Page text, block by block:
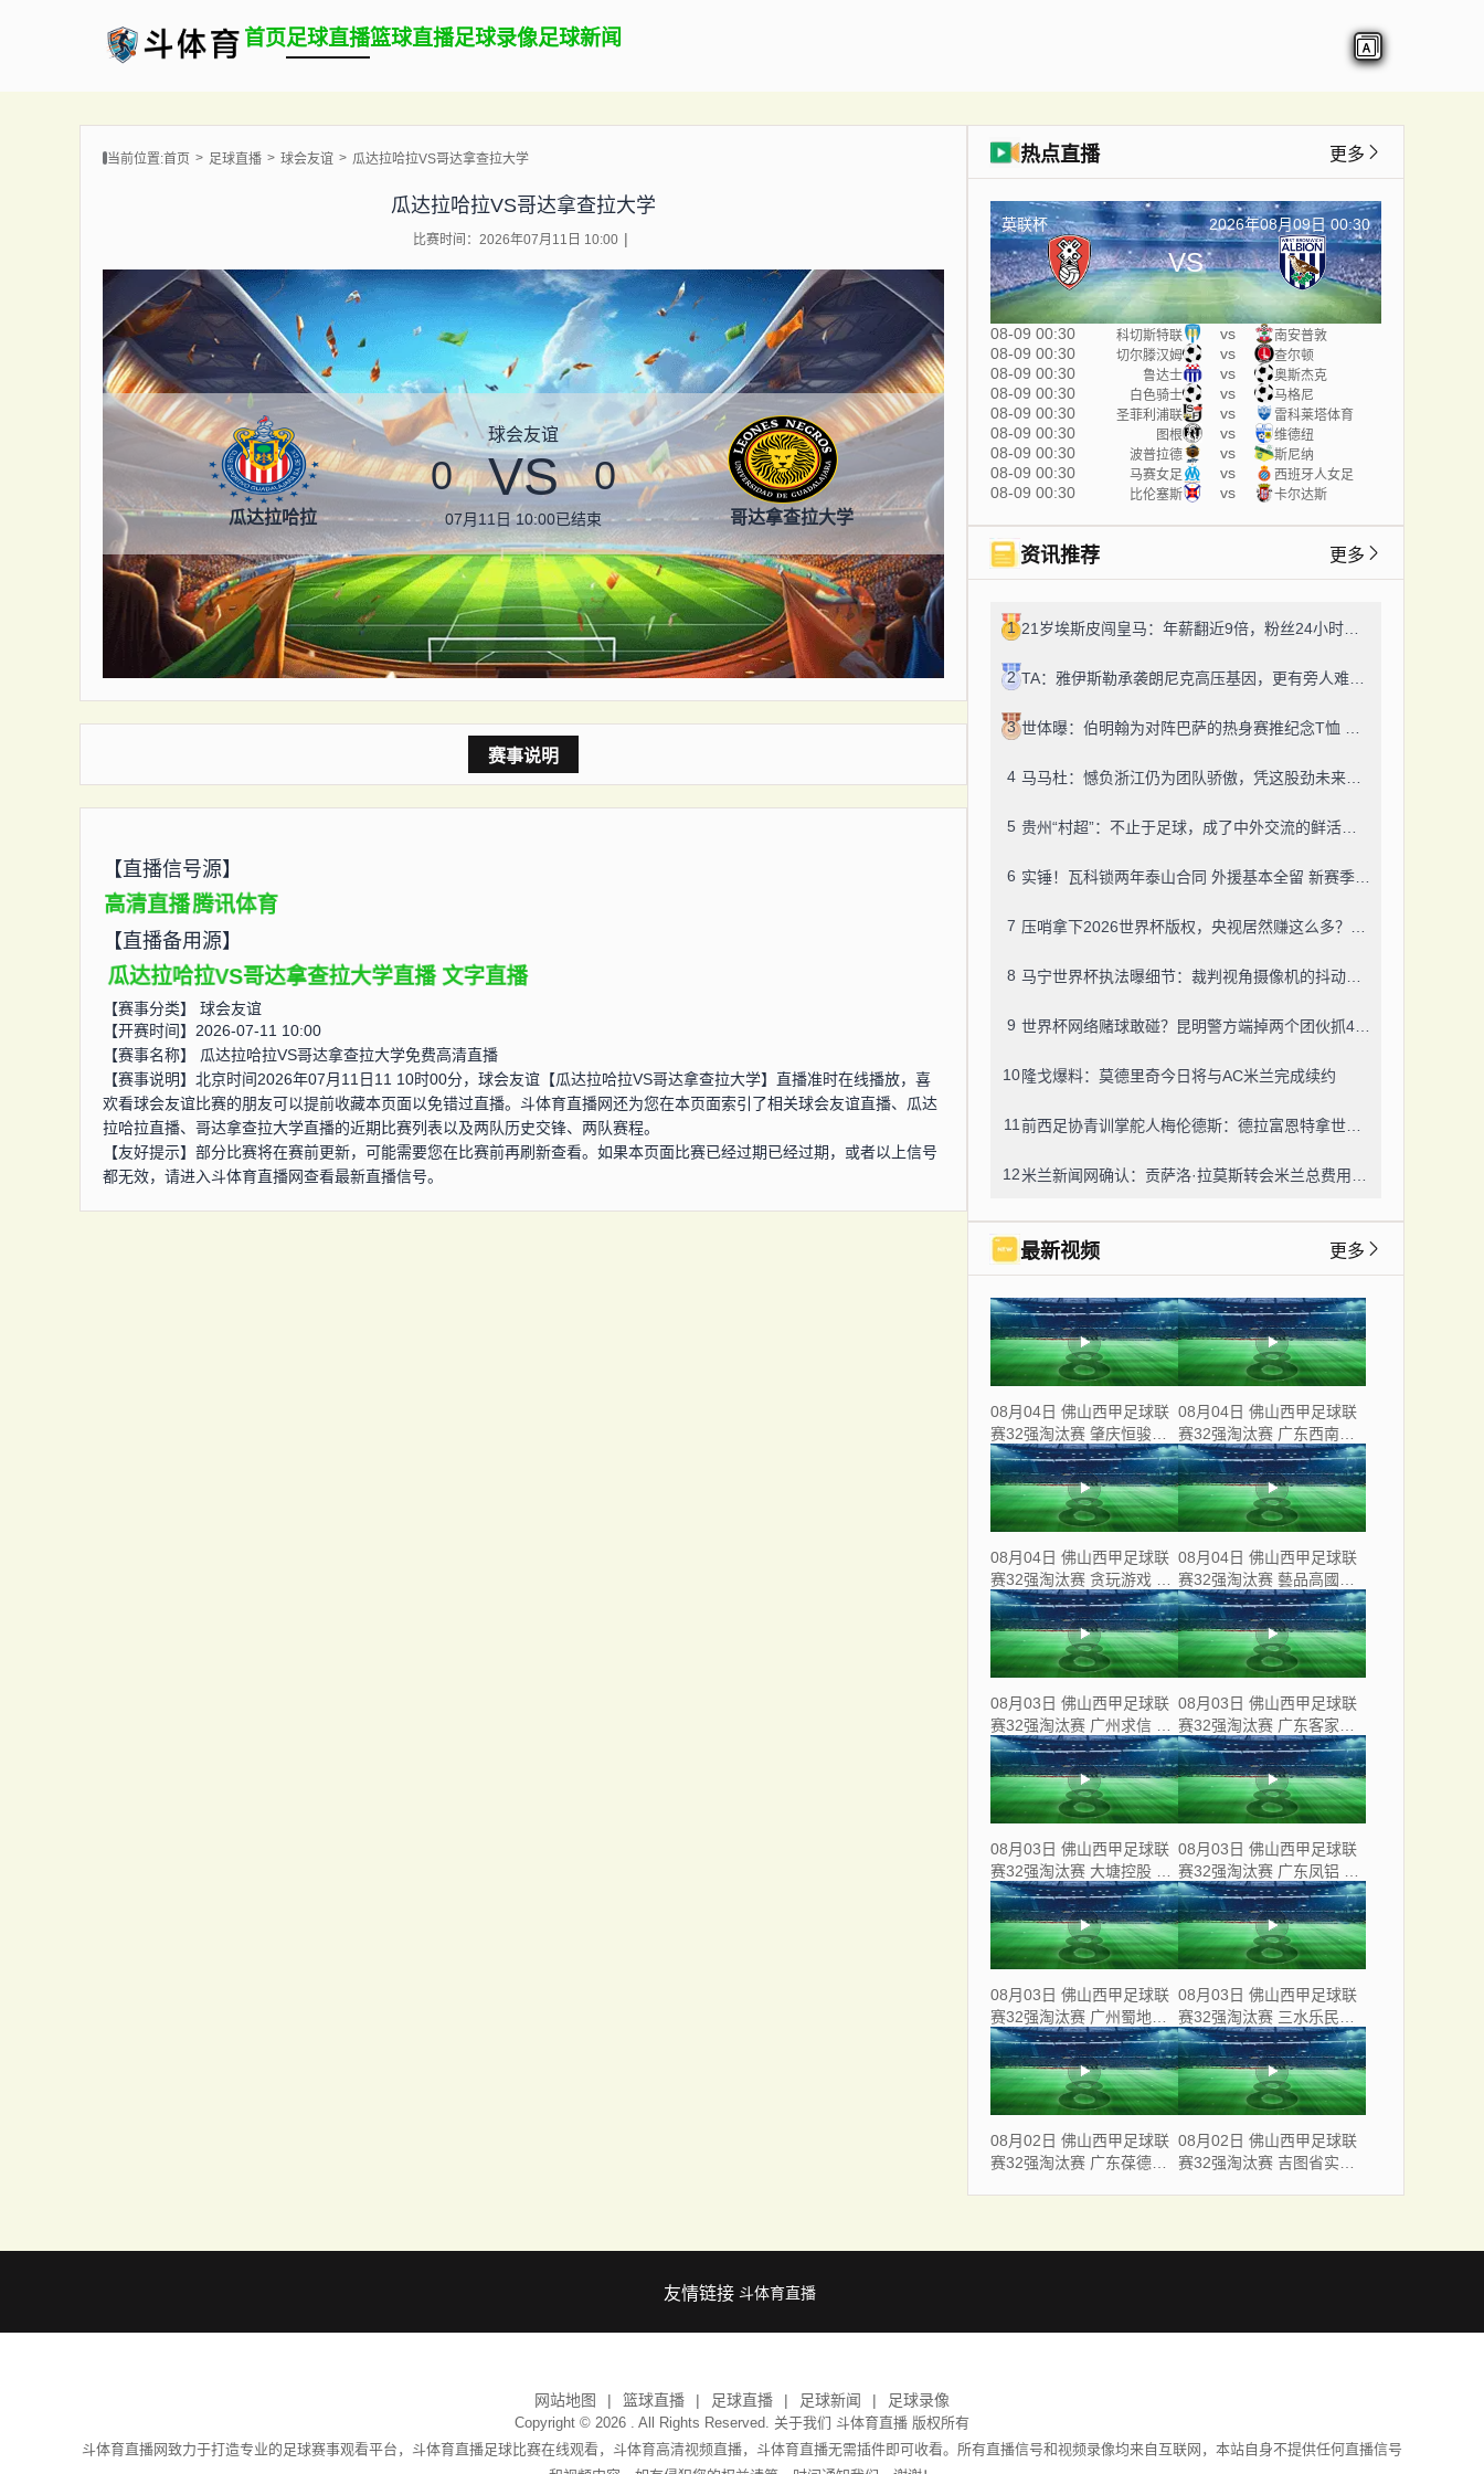
首页足球直播篮球直播足球录像足球新闻
当前位置:首页 足球直播 球会友谊 瓜达拉哈拉VS哥达拿查拉大学
瓜达拉哈拉VS哥达拿查拉大学
比赛时间：2026年07月11日 10:00
瓜达拉哈拉
球会友谊
0 VS 0
07月11日 10:00已结束 哥达拿查拉大学
赛事说明
【直播信号源】
高清直播 腾讯体育
【直播备用源】
瓜达拉哈拉VS哥达拿查拉大学直播 文字直播
【赛事分类】 球会友谊
【开赛时间】2026-07-11 10:00
【赛事名称】 瓜达拉哈拉VS哥达拿查拉大学免费高清直播
【赛事说明】北京时间2026年07月11日11 10时00分，球会友谊【瓜达拉哈拉VS哥达拿查拉大学】直播准时在线播放，喜
欢看球会友谊比赛的朋友可以提前收藏本页面以免错过直播。斗体育直播网还为您在本页面索引了相关球会友谊直播、瓜达
拉哈拉直播、哥达拿查拉大学直播的近期比赛列表以及两队历史交锋、两队赛程。
【友好提示】部分比赛将在赛前更新，可能需要您在比赛前再刷新查看。如果本页面比赛已经过期已经过期，或者以上信号
都无效，请进入斗体育直播网查看最新直播信号。
热点直播 更多
英联杯 2026年08月09日 00:30
VS
08-09 00:30 科切斯特联 vs 南安普敦
08-09 00:30 切尔滕汉姆 vs 查尔顿
08-09 00:30 鲁达士 vs 奥斯杰克
08-09 00:30 白色骑士 vs 马格尼
08-09 00:30 圣菲利浦联 vs 雷科莱塔体育
08-09 00:30 图根 vs 维德纽
08-09 00:30 波普拉德 vs 斯尼纳
08-09 00:30 马赛女足 vs 西班牙人女足
08-09 00:30 比伦塞斯 vs 卡尔达斯
资讯推荐 更多
1
2
3
4
5
6
7
8
9
10隆戈爆料：莫德里奇今日将与AC米兰完成续约
11
12
最新视频 更多
08月04日 佛山西甲足球联
赛32强淘汰赛 肇庆恒骏成
VS 三七互娱 全场录像
08月04日 佛山西甲足球联
赛32强淘汰赛 广东西南建
设 VS 香港圣徒 全场录像
08月04日 佛山西甲足球联
赛32强淘汰赛 贪玩游戏 VS
美的薪火 全场录像
08月04日 佛山西甲足球联
赛32强淘汰赛 藝品高國際
VS 湛江狂狼·粵辉能源 全
场录像
08月03日 佛山西甲足球联
赛32强淘汰赛 广州求信 VS
顺德新青年 全场录像
08月03日 佛山西甲足球联
赛32强淘汰赛 广东客家青
年 VS 广州英华思力U17 全
场录像
08月03日 佛山西甲足球联
赛32强淘汰赛 大塘控股 VS
茂名市点都得 全场录像
08月03日 佛山西甲足球联
赛32强淘汰赛 广东凤铝 VS
湛江八部科技 全场录像
08月03日 佛山西甲足球联
赛32强淘汰赛 广州蜀地红
VS 广州戴拿模 全场录像
08月03日 佛山西甲足球联
赛32强淘汰赛 三水乐民兴
健力宝 VS 中国澳门澳科精
英 全场录像
08月02日 佛山西甲足球联
赛32强淘汰赛 广东葆德澳
08月02日 佛山西甲足球联
赛32强淘汰赛 吉图省实青
友情链接 斗体育直播
网站地图 篮球直播 足球直播 足球新闻 足球录像
Copyright © 2026 . All Rights Reserved. 关于我们 斗体育直播 版权所有
斗体育直播网致力于打造专业的足球赛事观看平台，斗体育直播足球比赛在线观看，斗体育高清视频直播，斗体育直播无需插件即可收看。所有直播信号和视频录像均来自互联网，本站自身不提供任何直播信号